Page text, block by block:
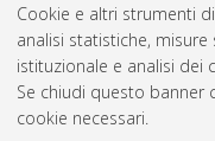
Cookie e altri strumenti
analisi statistiche,
istituzionale e analisi dei
Se chiudi questo banner
cookie necessari.